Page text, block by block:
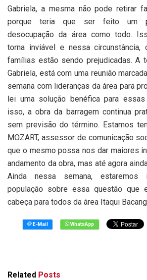
Gabriela, a mesma não pode retirar
porque teria que ser feito um
desocupação da área como todo.
torna inviável e nessa circunstância,
famílias estão sendo prejudicadas. A
Gabriela, está com uma reunião
semana com lideranças da área para
lei uma solução benéfica para essas
isso, a obra da barragem continua
sem previsão do término. Estamos
MOZART, assessor de comunicação
que o mesmo possa nos dar maiores
andamento da obra, mas até agora
Ainda nessa semana, estaremos
população sobre essa questão que
cabeça para todos da área Itaqui
Related Posts